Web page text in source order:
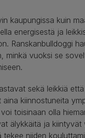
kaupungissa kuin
energisestä ja
Ranskanbulldoggi
minkä vuoksi se
sekä leikkiä
kiinnostuneita
toisinaan olla
älykkäitä ja kiintyvät
tekee niiden